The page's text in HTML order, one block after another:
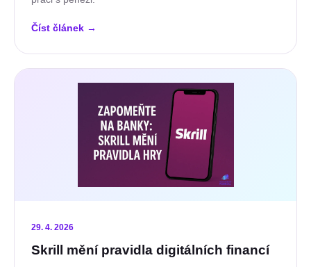
Číst článek →
29. 4. 2026
Skrill mění pravidla digitálních financí